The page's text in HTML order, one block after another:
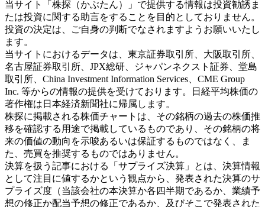
当サイト「株探（かぶたん）」で提供する情報は投資勧誘ま
たは投資に関する助言をすることを目的としておりません。
投資の決定は、ご自身の判断でなされますようお願いいたし
ます。
当サイトにおけるデータは、東京証券取引所、大阪取引所、
名古屋証券取引所、JPX総研、ジャパンネクスト証券、堂島
取引所、China Investment Information Services、CME Group
Inc. 等からの情報の提供を受けております。日経平均株価の
著作権は日本経済新聞社に帰属します。
株探に掲載される株価チャートは、その銘柄の過去の株価推
移を確認する用途で掲載しているものであり、その銘柄の将
来の価値の動向を示唆あるいは保証するものではなく、ま
た、売買を推奨するものではありません。
決算を扱う記事における「サプライズ決算」とは、決算情報
として注目に値するかという観点から、発表された決算のサ
プライズ度（当該会社の本決算か各四半期であるか、業績予
想の修正か配当予想の修正であるか、及びそこで発表された